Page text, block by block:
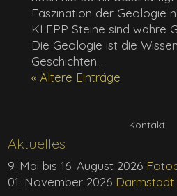
Faszination der Geologie
KLEPP Steine sind wahre
Die Geologie ist die
Geschichten...
« Ältere Einträge
Aktuelles
9. Mai bis 16. August 2026
01. November 2026 Darmstadt
Kontakt